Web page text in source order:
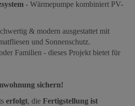
- Wärmepumpe kombiniert PV-
& modern ausgestattet mit
und Sonnenschutz.
Familien - dieses Projekt bietet für
sichern!
erfolgt, die Fertigstellung ist